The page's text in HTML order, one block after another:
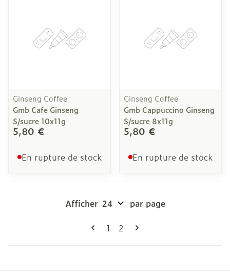
Ginseng Coffee
Gmb Cafe Ginseng
S/sucre 10x11g
5,80 €
En rupture de stock
Ginseng Coffee
Gmb Cappuccino Ginseng
S/sucre 8x11g
5,80 €
En rupture de stock
Pages
Vous lisez actuellement la
1 Page
2
Afficher par page